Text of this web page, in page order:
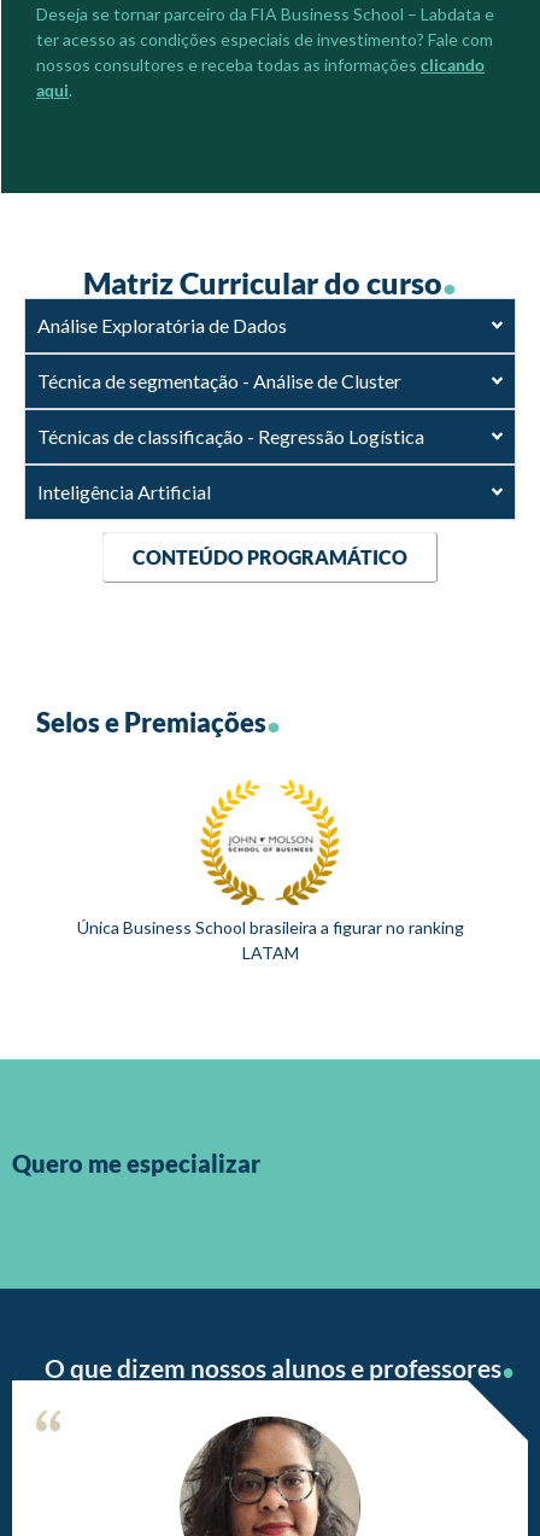
Deseja se tornar parceiro da FIA Business School – Labdata e
ter acesso as condições especiais de investimento? Fale com
nossos consultores e receba todas as informações clicando
aqui.
Matriz Curricular do curso.
Análise Exploratória de Dados
Técnica de segmentação - Análise de Cluster
Técnicas de classificação - Regressão Logística
Inteligência Artificial
CONTEÚDO PROGRAMÁTICO
Selos e Premiações.
Signatária do pacto global da ONU
Quero me especializar
O que dizem nossos alunos e professores.